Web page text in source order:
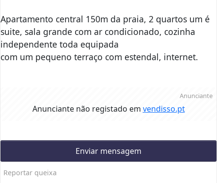
Apartamento central 150m da praia, 2 quartos um é
suite, sala grande com ar condicionado, cozinha
independente toda equipada
com um pequeno terraço com estendal, internet.
Anunciante
Anunciante não registado em vendisso.pt
Enviar mensagem
Reportar queixa